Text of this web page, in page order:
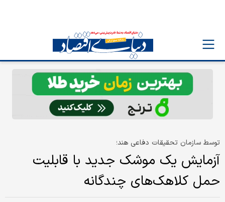
توسط سازمان تحقیقات دفاعی هند؛
آزمایش یک موشک جدید با قابلیت
حمل کلاهک‌های چندگانه